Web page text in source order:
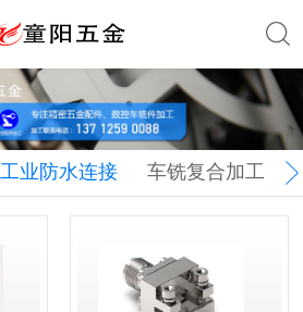
工业防水连接 车铣复合加工
产品